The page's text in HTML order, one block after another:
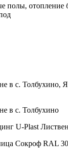
полы, отопление
в с. Толбухино,
в с. Толбухино
U-Plast
Сокроф RAL